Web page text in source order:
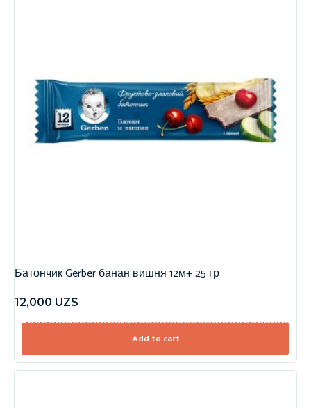
Батончик Gerber банан вишня 12м+ 25 гр
12,000 UZS
Add to cart